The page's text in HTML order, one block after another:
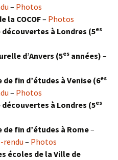
– Photos
la COCOF– Photos
découvertes à Londres (5es
d’Anvers (5es années) –
de fin d’études à Venise (6es
– Photos
découvertes à Londres (5es
de fin d’études à Rome–
rendu – Photos
écoles de la Ville de